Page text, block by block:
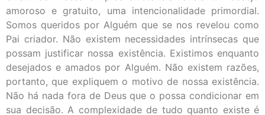
amoroso e gratuito, uma intencionalidade primordial.
Somos queridos por Alguém que se nos revelou como
Pai criador. Não existem necessidades intrínsecas que
possam justificar nossa existência. Existimos enquanto
desejados e amados por Alguém. Não existem razões,
portanto, que expliquem o motivo de nossa existência.
Não há nada fora de Deus que o possa condicionar em
sua decisão. A complexidade de tudo quanto existe é